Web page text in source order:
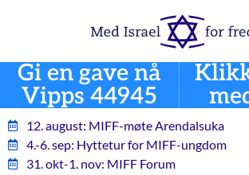
Gi en gave nå
Vipps 44945
12. august: MIFF-møte Arendalsuka
4.-6. sep: Hyttetur for MIFF-ungdom
31. okt-1. nov: MIFF Forum